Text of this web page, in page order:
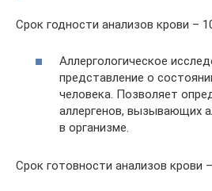
Срок годности анализов крови –
Аллергологическое
представление о
человека. Позволяет
аллергенов, вызывающих
в организме.
Срок готовности анализов крови